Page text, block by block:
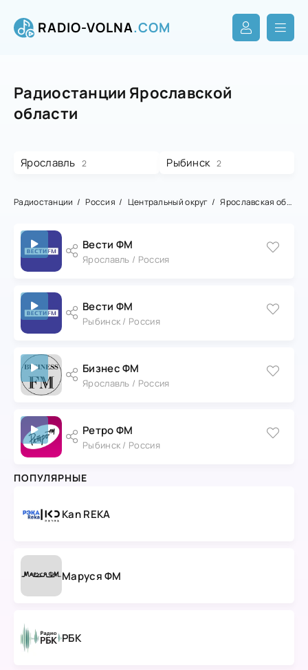
RADIO-VOLNA.COM
Радиостанции Ярославской
области
Ярославль 2 Рыбинск 2
Радиостанции Россия Центральный округ Ярославская область
Вести ФМ
Ярославль / Россия
Вести ФМ
Рыбинск / Россия
Бизнес ФМ
Ярославль / Россия
Ретро ФМ
Рыбинск / Россия
ПОПУЛЯРНЫЕ
Kan REKA
Маруся ФМ
РБК